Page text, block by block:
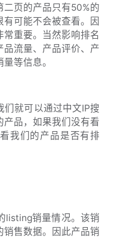
页的产品只有50%的
可能不会被查看。因
重要。当然影响排名
品流量、产品评价、产
等信息。
们就可以通过中文IP搜
产品，如果我们没有看
我们的产品是否有排
listing销量情况。该销
销售数据。因此产品销